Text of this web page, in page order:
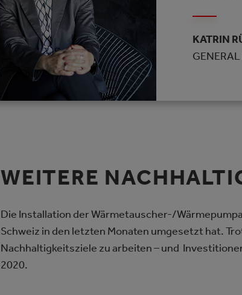
KATRIN
WEITERE
Die Installation der Wärmetauscher-/
Schweiz in den letzten Monaten umgesetzt hat.
Nachhaltigkeitsziele zu arbeiten – und
2020.